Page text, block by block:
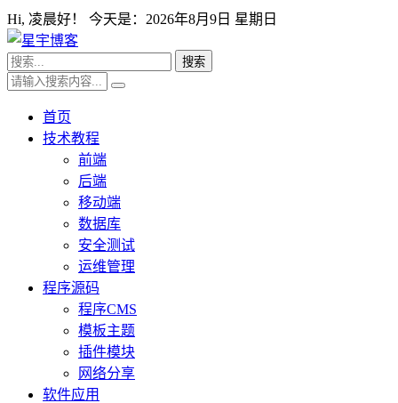
Hi, 凌晨好！ 今天是： 2026年8月9日 星期日
首页
技术教程
前端
后端
移动端
数据库
安全测试
运维管理
程序源码
程序CMS
模板主题
插件模块
网络分享
软件应用